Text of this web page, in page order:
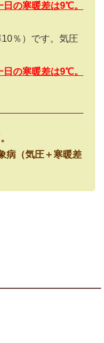
日の寒暖差は9℃。
10％）です。気圧
日の寒暖差は9℃。
病（気圧＋寒暖差